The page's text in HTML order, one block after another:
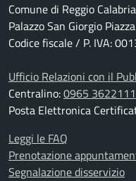
Comune di Reggio Calabria
Palazzo San Giorgio
Codice fiscale / P. IVA:
Ufficio Relazioni con il
Centralino:0965 3622111
Posta Elettronica
Leggi le FAQ
Prenotazione
Segnalazione disservizio